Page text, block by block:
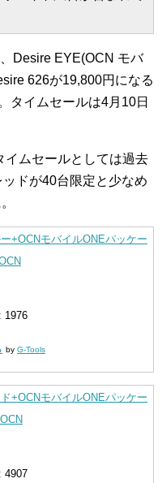
Desire EYE(OCN モバ
626が19,800円になる
タイムセールは4月10日
イムセールとしては過去
ドが40台限定と少なめ
+OCNモバイルONEパッケー
1976
by G-Tools
+OCNモバイルONEパッケー
4907